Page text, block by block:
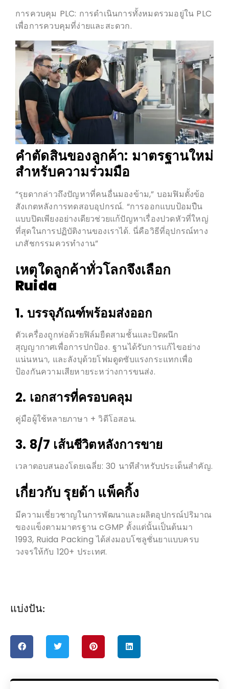
การควบคุม PLC: การดำเนินการทั้งหมดรวมอยู่ใน PLC
เพื่อการควบคุมที่ง่ายและสะดวก.
คำตัดสินของลูกค้า: มาตรฐานใหม่
สำหรับความร่วมมือ
“รุยดากล่าวถึงปัญหาที่คนอื่นมองข้าม,” บอมฟิมตั้งข้อ
สังเกตหลังการทดสอบอุปกรณ์. “การออกแบบป้อมปืน
แบบปิดเพียงอย่างเดียวช่วยแก้ปัญหาเรื่องปวดหัวที่ใหญ่
ที่สุดในการปฏิบัติงานของเราได้. นี่คือวิธีที่อุปกรณ์ทาง
เภสัชกรรมควรทำงาน”
เหตุใดลูกค้าทั่วโลกจึงเลือก
Ruida
1. บรรจุภัณฑ์พร้อมส่งออก
ตัวเครื่องถูกห่อด้วยฟิล์มยืดสามชั้นและปิดผนึก
สุญญากาศเพื่อการปกป้อง. ฐานได้รับการแก้ไขอย่าง
แน่นหนา, และลังบุด้วยโฟมดูดซับแรงกระแทกเพื่อ
ป้องกันความเสียหายระหว่างการขนส่ง.
2. เอกสารที่ครอบคลุม
คู่มือผู้ใช้หลายภาษา + วิดีโอสอน.
3. 8/7 เส้นชีวิตหลังการขาย
เวลาตอบสนองโดยเฉลี่ย: 30 นาทีสำหรับประเด็นสำคัญ.
เกี่ยวกับ รุยด้า แพ็คกิ้ง
มีความเชี่ยวชาญในการพัฒนาและผลิตอุปกรณ์ปริมาณ
ของแข็งตามมาตรฐาน cGMP ตั้งแต่นั้นเป็นต้นมา
1993, Ruida Packing ได้ส่งมอบโซลูชั่นยาแบบครบ
วงจรให้กับ 120+ ประเทศ.
แบ่งปัน: